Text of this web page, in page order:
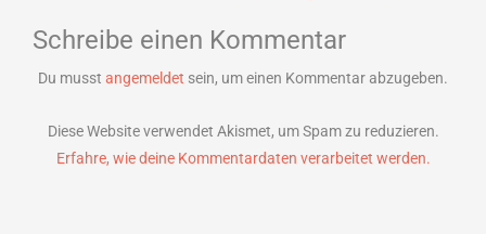
Schreibe einen Kommentar
Du musst angemeldet sein, um einen Kommentar abzugeben.
Diese Website verwendet Akismet, um Spam zu reduzieren.
Erfahre, wie deine Kommentardaten verarbeitet werden.